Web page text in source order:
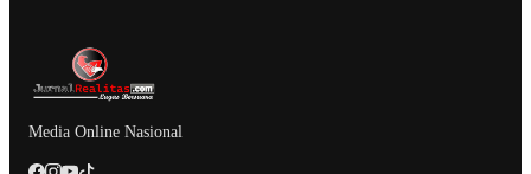
Media Online Nasional